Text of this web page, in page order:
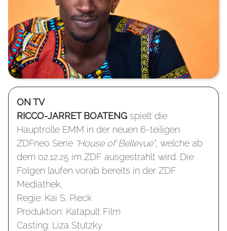
ON TV
RICCO-JARRET BOATENG spielt die
Hauptrolle EMM in der neuen 6-teiligen
ZDFneo Serie "House of Bellevue", welche ab
dem 02.12.25 im ZDF ausgestrahlt wird. Die
Folgen laufen vorab bereits in der ZDF
Mediathek,
Regie: Kai S. Pieck
Produktion: Katapult Film
Casting: Liza Stutzky